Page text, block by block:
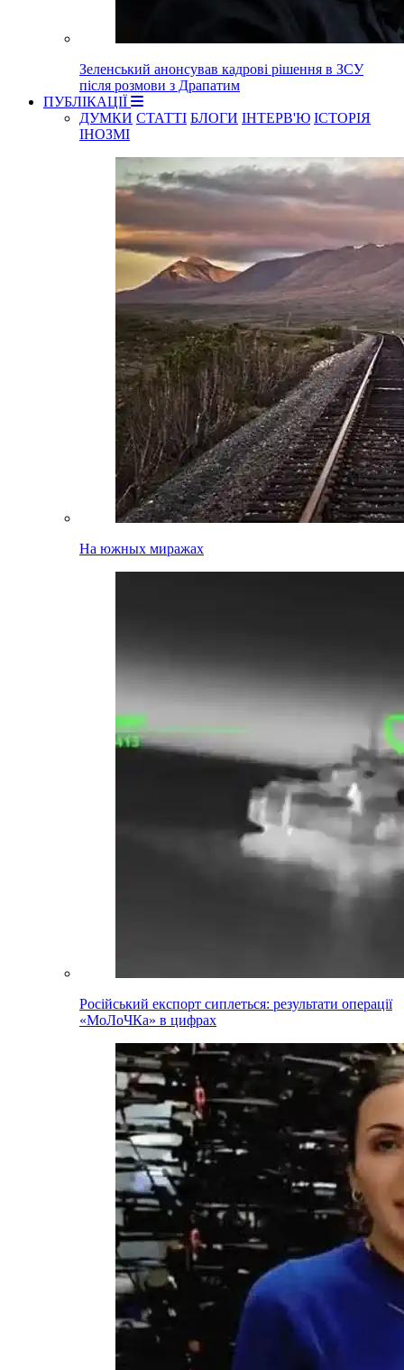
Зеленський анонсував кадрові рішення в ЗСУ
після розмови з Драпатим
ПУБЛІКАЦІЇ
ДУМКИ СТАТТІ БЛОГИ ІНТЕРВ'Ю ІСТОРІЯ
ІНОЗМІ
На южных миражах
Російський експорт сиплеться: результати операції
«МоЛоЧКа» в цифрах